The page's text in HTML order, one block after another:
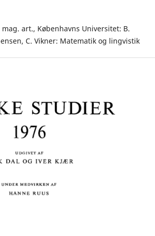
mag. art., Københavns Universitet: B.
C. Vikner: Matematik og lingvistik